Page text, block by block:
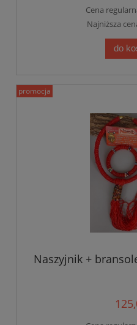
Cena
Najniższa
do
Naszyjnik +
promocja